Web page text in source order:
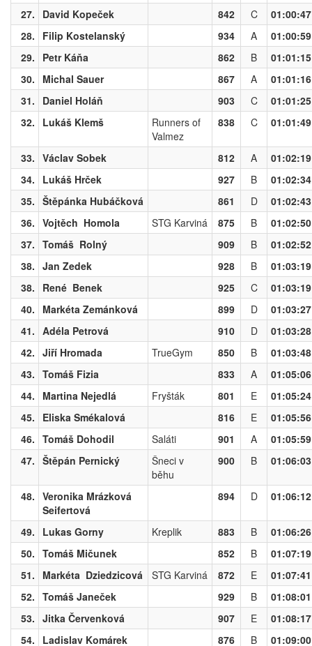
27. David Kopeček 842 C
01:00:47
28.
Filip Kostelanský 934 A
01:00:59
29.
Petr Káňa 862 B
01:01:15
30.
Michal Sauer 867 A
01:01:16
31.
Daniel Holáň 903 C
01:01:25
32.
Lukáš Klemš
Runners of
Valmez
838 C 01:01:49
33. Václav Sobek 812 A
01:02:19
34.
Lukáš Hrček 927 B
01:02:34
35. Štěpánka Hubáčková 861 D
01:02:43
36. Vojtěch Homola STG Karviná 875 B
01:02:50
37. Tomáš Rolný 909 B
01:02:52
38. Jan Zedek 928 B
01:03:19
38.
René Benek 925 C
01:03:19
40.
Markéta Zemánková 899 D
01:03:27
41. Adéla Petrová 910 D
01:03:28
42. Jiří Hromada TrueGym 850 B
01:03:48
43. Tomáš Fizia 833 A
01:05:06
44.
Martina Nejedlá Fryšták 801 E
01:05:24
45.
Eliska Smékalová 816 E
01:05:56
46. Tomáš Dohodil Saláti 901 A
01:05:59
47. Štěpán Pernický
Šneci v
běhu
900 B 01:06:03
48. Veronika Mrázková
Seifertová
894 D 01:06:12
49. Lukas Gorny Kreplik 883 B
01:06:26
50. Tomáš Mičunek 852 B
01:07:19
51.
Markéta Dziedzicová STG Karviná 872 E
01:07:41
52. Tomáš Janeček 929 B
01:08:01
53. Jitka Červenková 907 E
01:08:17
54.
Ladislav Komárek 876 B 01:09:00